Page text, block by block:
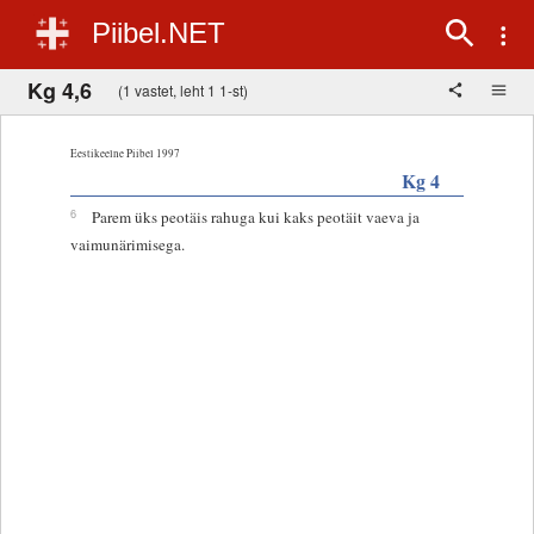
Piibel.NET
Kg 4,6 (1 vastet, leht 1 1-st)
Eestikeelne Piibel 1997
Kg 4
6
Parem üks peotäis rahuga kui kaks peotäit vaeva ja
vaimunärimisega.